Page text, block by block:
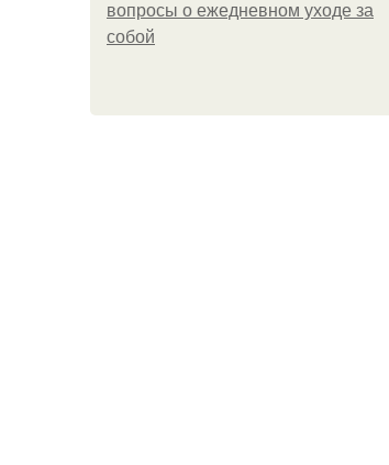
вопросы о ежедневном уходе за
собой